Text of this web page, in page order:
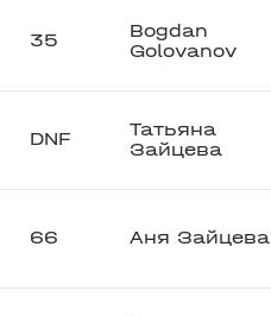
35
Bogdan
Golovanov
DNF
Татьяна
Зайцева
66 Аня Зайцева